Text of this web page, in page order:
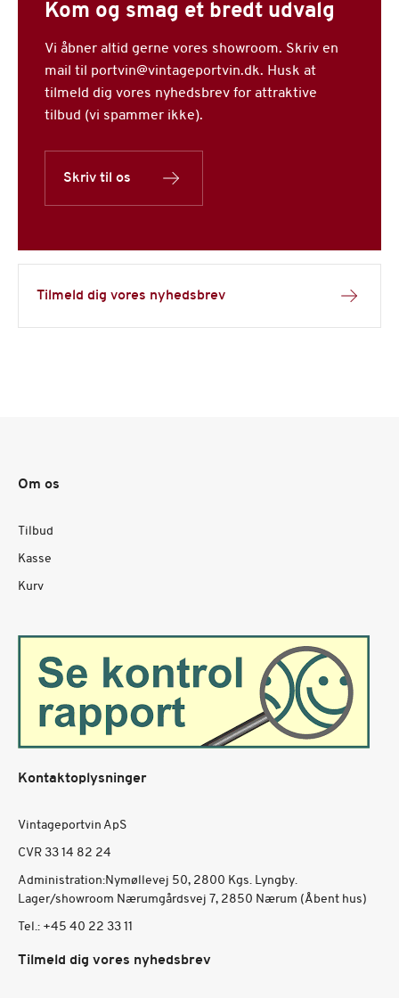
Tilmeld dig vores nyhedsbrev
Kom og smag et bredt udvalg
Vi åbner altid gerne vores showroom. Skriv en
mail til portvin@vintageportvin.dk. Husk at
tilmeld dig vores nyhedsbrev for attraktive
tilbud (vi spammer ikke).
Skriv til os
Om os
Tilbud
Kasse
Kurv
Kontaktoplysninger
Vintageportvin ApS
CVR 33 14 82 24
Administration:Nymøllevej 50, 2800 Kgs. Lyngby.
Lager/showroom Nærumgårdsvej 7, 2850 Nærum (Åbent hus)
Tel.: +45 40 22 33 11
Tilmeld dig vores nyhedsbrev